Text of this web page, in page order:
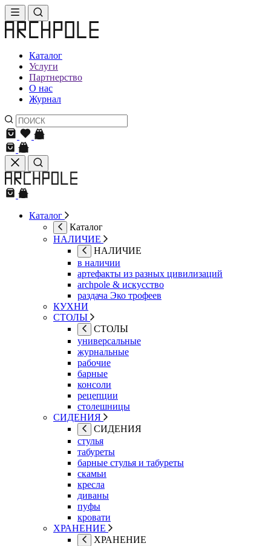
Каталог
Услуги
Партнерство
О нас
Журнал
Каталог
Каталог
НАЛИЧИЕ
НАЛИЧИЕ
в наличии
артефакты из разных цивилизаций
archpole & искусство
раздача Эко трофеев
КУХНИ
СТОЛЫ
СТОЛЫ
универсальные
журнальные
рабочие
барные
консоли
рецепции
столешницы
СИДЕНИЯ
СИДЕНИЯ
стулья
табуреты
барные стулья и табуреты
скамьи
кресла
диваны
пуфы
кровати
ХРАНЕНИЕ
ХРАНЕНИЕ